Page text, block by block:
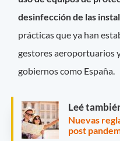
desinfección de las
prácticas que ya han
gestores aeroportuarios
gobiernos como España.
Leé
Nuevas
post